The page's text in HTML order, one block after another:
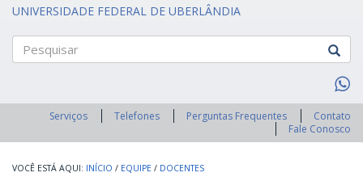
UNIVERSIDADE FEDERAL DE UBERLÂNDIA
Serviços Telefones Perguntas Frequentes
Contato
Fale Conosco
INÍCIO / EQUIPE / DOCENTES